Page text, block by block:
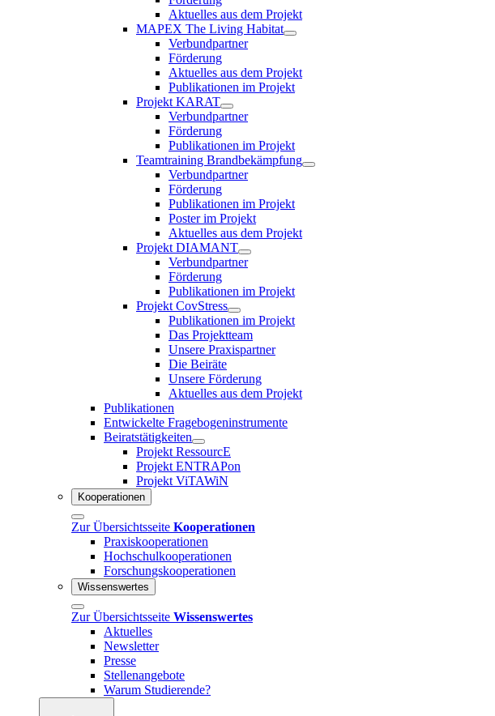
Aktuelles aus dem Projekt
MAPEX The Living Habitat
Verbundpartner
Förderung
Aktuelles aus dem Projekt
Publikationen im Projekt
Projekt KARAT
Verbundpartner
Förderung
Publikationen im Projekt
Teamtraining Brandbekämpfung
Verbundpartner
Förderung
Publikationen im Projekt
Poster im Projekt
Aktuelles aus dem Projekt
Projekt DIAMANT
Verbundpartner
Förderung
Publikationen im Projekt
Projekt CovStress
Publikationen im Projekt
Das Projektteam
Unsere Praxispartner
Die Beiräte
Unsere Förderung
Aktuelles aus dem Projekt
Publikationen
Entwickelte Fragebogeninstrumente
Beiratstätigkeiten
Projekt RessourcE
Projekt ENTRAPon
Projekt ViTAWiN
Kooperationen
Zur Übersichtsseite Kooperationen
Praxiskooperationen
Hochschulkooperationen
Forschungskooperationen
Wissenswertes
Zur Übersichtsseite Wissenswertes
Aktuelles
Newsletter
Presse
Stellenangebote
Warum Studierende?